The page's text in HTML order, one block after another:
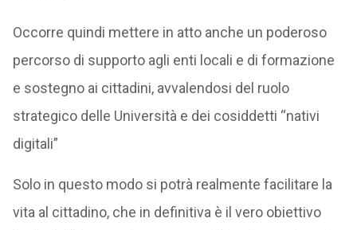
Occorre quindi mettere in atto anche un poderoso
percorso di supporto agli enti locali e di formazione
e sostegno ai cittadini, avvalendosi del ruolo
strategico delle Università e dei cosiddetti “nativi
digitali”
Solo in questo modo si potrà realmente facilitare la
vita al cittadino, che in definitiva è il vero obiettivo